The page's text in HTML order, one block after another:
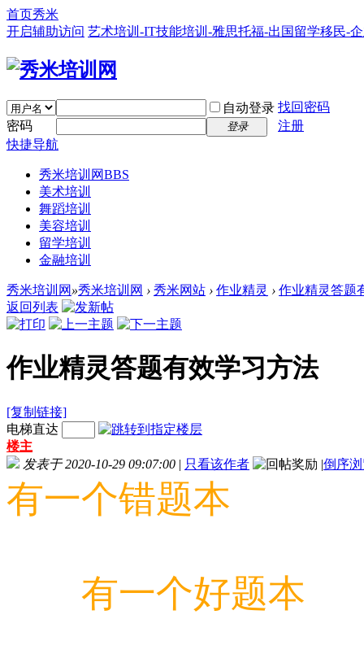
首页秀米
开启辅助访问 艺术培训-IT技能培训-雅思托福-出国留学移民-
自动登录 找回密码
密码
登录
注册
快捷导航
秀米培训网BBS
美术培训
舞蹈培训
美容培训
留学培训
金融培训
秀米培训网 »秀米培训网 › 秀米网站 › 作业精灵 › 作业精灵答题
返回列表
作业精灵答题有效学习方法
[复制链接]
电梯直达
楼主
发表于 2020-10-29 09:07:00 | 只看该作者 |倒序
有一个错题本
有一个好题本